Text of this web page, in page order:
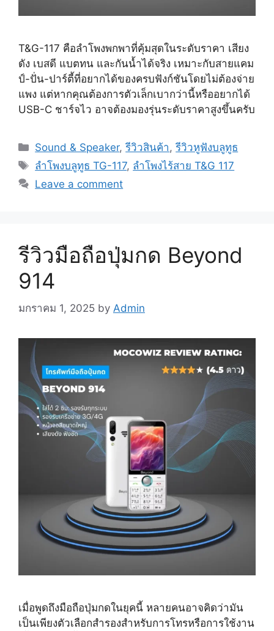
T&G-117 คือลำโพงพกพาที่คุ้มสุดในระดับราคา เสียง
ดัง เบสดี แบตทน และกันน้ำได้จริง เหมาะกับสายแคม
ป์-ปั่น-ปาร์ตี้ที่อยากได้ของครบฟังก์ชันโดยไม่ต้องจ่าย
แพง แต่หากคุณต้องการตัวเล็กเบากว่านี้หรืออยากได้
USB-C ชาร์จไว อาจต้องมองรุ่นระดับราคาสูงขึ้นครับ
Categories
Sound & Speaker,รีวิวสินค้า,รีวิวหูฟังบลูทูธ
Tags
ลำโพงบลูทูธ TG-117, ลำโพงไร้สาย T&G 117
Leave a comment
รีวิวมือถือปุ่มกด Beyond
914
มกราคม 1, 2025 by Admin
เมื่อพูดถึงมือถือปุ่มกดในยุคนี้ หลายคนอาจคิดว่ามัน
เป็นเพียงตัวเลือกสำรองสำหรับการโทรหรือการใช้งาน